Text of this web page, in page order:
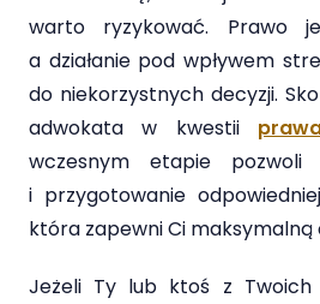
warto ryzykować. Prawo
a działanie pod wpływem
do niekorzystnych decyzji.
adwokata w kwestii
wczesnym etapie
i przygotowanie
która zapewni Ci maksymalną
Jeżeli Ty lub ktoś z Twoich